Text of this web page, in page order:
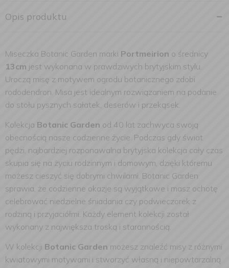
Opis produktu
Miseczka Botanic Garden marki Portmeirion o średnicy
13cm jest wykonana w prawdziwych brytyjskim stylu.
Uroczą misę z motywem ogrodu botanicznego zdobi
rododendron. Misa jest idealnym rozwiązaniem na podanie
do stołu pysznych sałatek, deserów i przekąsek.
Kolekcja Botanic Garden od 40 lat zachwyca swoją
obecnością nasze codzienne życie. Podczas gdy świat
pędzi, najbardziej rozponawalna brytyjska kolekcja cały czas
skupia się na życiu rodzinnym i domowym, dzięki któremu
możesz cieszyć się dobrymi chwilami. Botanic Garden
sprawia, że codzienne okazje są wyjątkowe i masz ochotę
celebrować niedzielne śniadania czy podwieczorek z
rodziną i przyjaciółmi. Każdy element kolekcji został
wykonany z największa troską i starannością.
W kolekcji Botanic Garden możesz znaleźć misy z różnymi
kwiatowymi motywami i stworzyć własną i niepowtarzalną